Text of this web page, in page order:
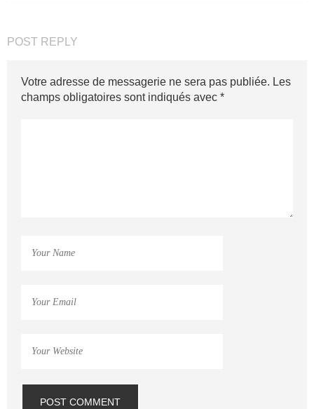
POST REPLY
Votre adresse de messagerie ne sera pas publiée. Les
champs obligatoires sont indiqués avec *